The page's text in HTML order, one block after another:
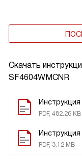
Скачать
SF4604WMCNR
Инструкция
PDF, 482.26 KB
PDF, 3.12 MB